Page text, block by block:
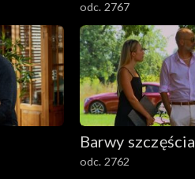
odc. 2767
Barwy szczęścia
odc. 2762